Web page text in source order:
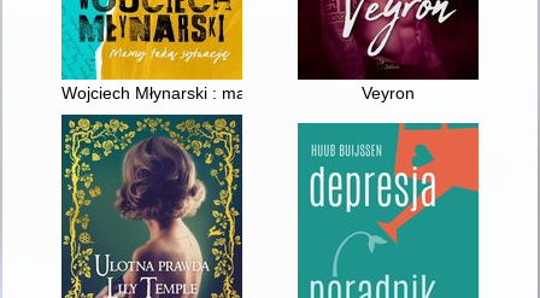
Wojciech Młynarski : mamy taką sytuacjęVeyron